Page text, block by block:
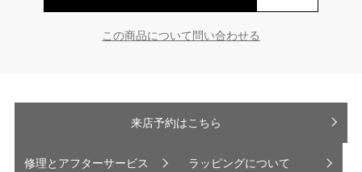
この商品について問い合わせる
来店予約はこちら
修理とアフターサービス ラッピングについて